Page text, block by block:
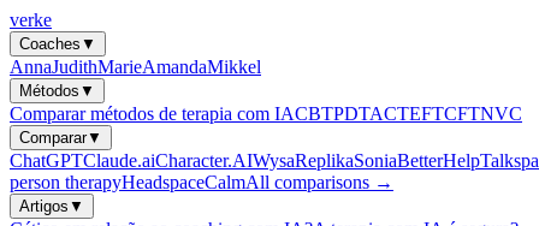
verke
Coaches ▼
AnnaJudithMarieAmandaMikkel
Métodos ▼
Comparar métodos de terapia com IACBTPDTACTEFTCFTNVC
Comparar▼
ChatGPTClaude.aiCharacter.AIWysaReplikaSoniaBetterHelp
person therapyHeadspaceCalmAll comparisons →
Artigos ▼